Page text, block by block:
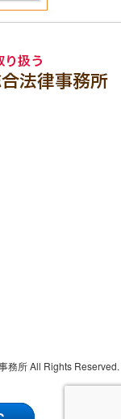
務所 All Rights Reserved.